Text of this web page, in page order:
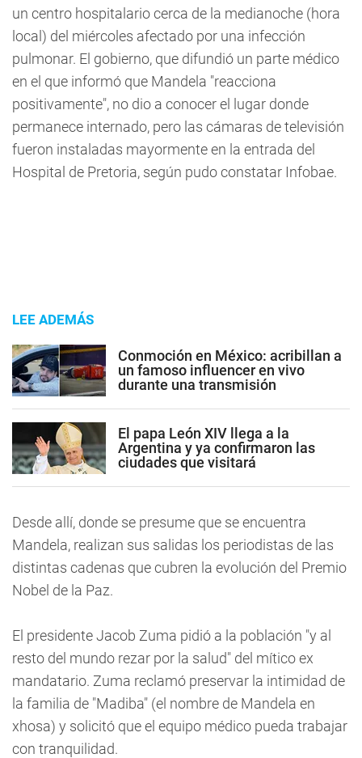
un centro hospitalario cerca de la medianoche (hora
local) del miércoles afectado por una infección
pulmonar. El gobierno, que difundió un parte médico
en el que informó que Mandela "reacciona
positivamente", no dio a conocer el lugar donde
permanece internado, pero las cámaras de televisión
fueron instaladas mayormente en la entrada del
Hospital de Pretoria, según pudo constatar Infobae.
LEE ADEMÁS
Conmoción en México: acribillan a
un famoso influencer en vivo
durante una transmisión
El papa León XIV llega a la
Argentina y ya confirmaron las
ciudades que visitará
Desde allí, donde se presume que se encuentra
Mandela, realizan sus salidas los periodistas de las
distintas cadenas que cubren la evolución del Premio
Nobel de la Paz.
El presidente Jacob Zuma pidió a la población "y al
resto del mundo rezar por la salud" del mítico ex
mandatario. Zuma reclamó preservar la intimidad de
la familia de "Madiba" (el nombre de Mandela en
xhosa) y solicitó que el equipo médico pueda trabajar
con tranquilidad.